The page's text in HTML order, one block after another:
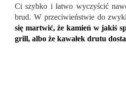
Ci szybko i łatwo wyczyścić
brud. W przeciwieństwie do
się martwić, że kamień w jakiś
grill, albo że kawałek drutu